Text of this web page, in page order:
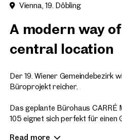
Vienna, 19. Döbling
A modern way
central location
Der 19. Wiener Gemeindebezirk
Büroprojekt reicher.
Das geplante Bürohaus CARRÉ
105 eignet sich perfekt für einen
Read more